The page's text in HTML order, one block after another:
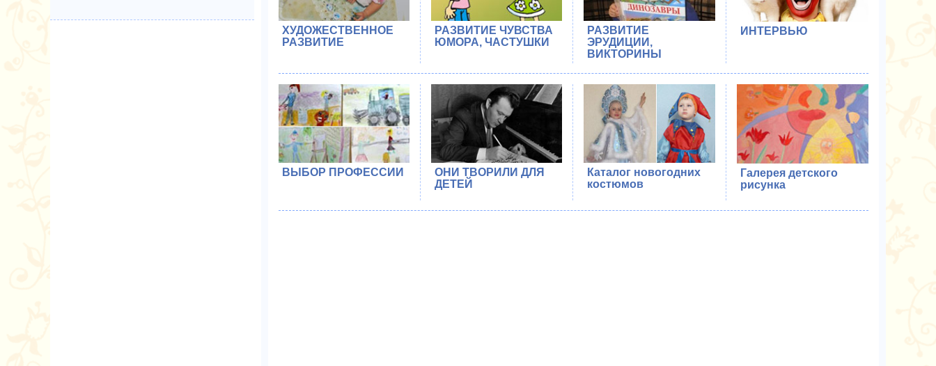
ХУДОЖЕСТВЕННОЕ
РАЗВИТИЕ
РАЗВИТИЕ ЧУВСТВА
ЮМОРА, ЧАСТУШКИ
РАЗВИТИЕ
ЭРУДИЦИИ,
ВИКТОРИНЫ
ИНТЕРВЬЮ
ВЫБОР ПРОФЕССИИ
ОНИ ТВОРИЛИ ДЛЯ
ДЕТЕЙ
Каталог новогодних
костюмов
Галерея детского
рисунка